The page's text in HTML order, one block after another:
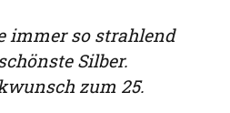
immer so strahlend
Silber.
zum 25.